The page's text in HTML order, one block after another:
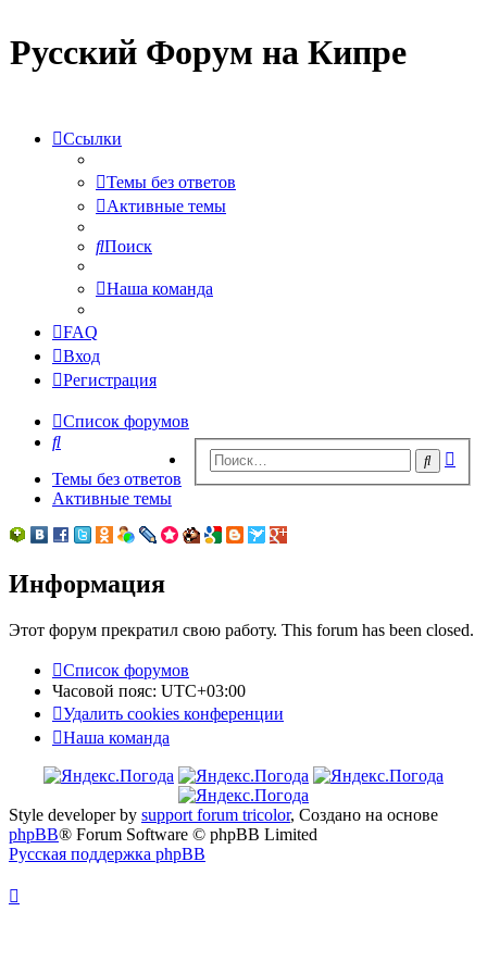
Русский Форум на Кипре
Ссылки
Темы без ответов
Активные темы
Поиск
Наша команда
FAQ
Вход
Регистрация
Список форумов
Поиск
Поиск
Темы без ответов
Активные темы
Информация
Этот форум прекратил свою работу. This forum has been closed.
Список форумов
Часовой пояс: UTC+03:00
Удалить cookies конференции
Наша команда
Style developer by support forum tricolor, Создано на основе
phpBB® Forum Software © phpBB Limited
Русская поддержка phpBB